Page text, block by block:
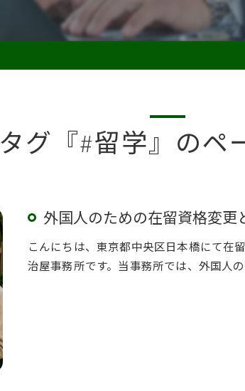
タグ『#留学』のペ
外国人のための在留資格変更
こんにちは、東京都中央区日本橋にて在
治屋事務所です。当事務所では、外国人